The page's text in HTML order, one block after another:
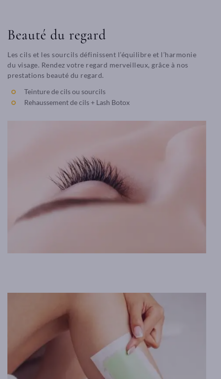
Beauté du regard
Les cils et les sourcils définissent l’équilibre et l’harmonie
du visage. Rendez votre regard merveilleux, grâce à nos
prestations beauté du regard.
Teinture de cils ou sourcils
Rehaussement de cils + Lash Botox